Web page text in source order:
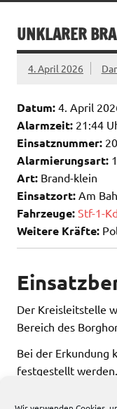
UNKLARER
4. April 2026
Datum: 4. April
Alarmzeit: 21:44
Einsatznummer:
Alarmierungsart:
Art: Brand-klein
Einsatzort: Am
Fahrzeuge: Stf-1-
Weitere Kräfte:
Der Kreisleitstelle
Bereich des
Bei der Erkundung
festgestellt